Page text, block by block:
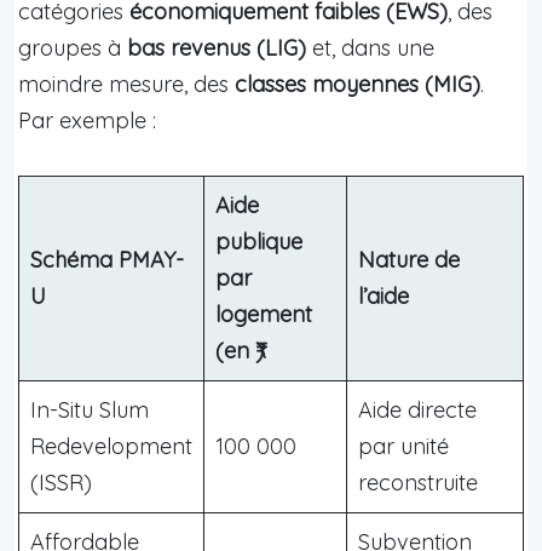
catégories économiquement faibles (EWS), des
groupes à bas revenus (LIG) et, dans une
moindre mesure, des classes moyennes (MIG).
Par exemple :
Schéma PMAY-
U
Aide
publique
par
logement
(en ₹)
Nature de
l’aide
In-Situ Slum
Redevelopment
(ISSR)
100 000
Aide directe
par unité
reconstruite
Affordable
Subvention